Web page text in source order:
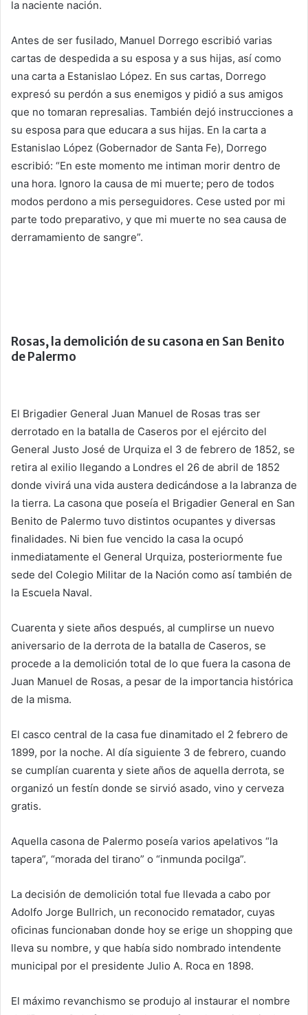
la naciente nación.
Antes de ser fusilado, Manuel Dorrego escribió varias
cartas de despedida a su esposa y a sus hijas, así como
una carta a Estanislao López. En sus cartas, Dorrego
expresó su perdón a sus enemigos y pidió a sus amigos
que no tomaran represalias. También dejó instrucciones a
su esposa para que educara a sus hijas. En la carta a
Estanislao López (Gobernador de Santa Fe), Dorrego
escribió: “En este momento me intiman morir dentro de
una hora. Ignoro la causa de mi muerte; pero de todos
modos perdono a mis perseguidores. Cese usted por mi
parte todo preparativo, y que mi muerte no sea causa de
derramamiento de sangre”.
Rosas, la demolición de su casona en San Benito
de Palermo
El Brigadier General Juan Manuel de Rosas tras ser
derrotado en la batalla de Caseros por el ejército del
General Justo José de Urquiza el 3 de febrero de 1852, se
retira al exilio llegando a Londres el 26 de abril de 1852
donde vivirá una vida austera dedicándose a la labranza de
la tierra. La casona que poseía el Brigadier General en San
Benito de Palermo tuvo distintos ocupantes y diversas
finalidades. Ni bien fue vencido la casa la ocupó
inmediatamente el General Urquiza, posteriormente fue
sede del Colegio Militar de la Nación como así también de
la Escuela Naval.
Cuarenta y siete años después, al cumplirse un nuevo
aniversario de la derrota de la batalla de Caseros, se
procede a la demolición total de lo que fuera la casona de
Juan Manuel de Rosas, a pesar de la importancia histórica
de la misma.
El casco central de la casa fue dinamitado el 2 febrero de
1899, por la noche. Al día siguiente 3 de febrero, cuando
se cumplían cuarenta y siete años de aquella derrota, se
organizó un festín donde se sirvió asado, vino y cerveza
gratis.
Aquella casona de Palermo poseía varios apelativos “la
tapera”, “morada del tirano” o “inmunda pocilga”.
La decisión de demolición total fue llevada a cabo por
Adolfo Jorge Bullrich, un reconocido rematador, cuyas
oficinas funcionaban donde hoy se erige un shopping que
lleva su nombre, y que había sido nombrado intendente
municipal por el presidente Julio A. Roca en 1898.
El máximo revanchismo se produjo al instaurar el nombre